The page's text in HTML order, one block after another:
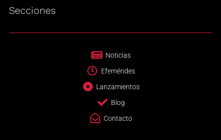
Secciones
Noticias
Efemérides
Lanzamientos
Blog
Contacto